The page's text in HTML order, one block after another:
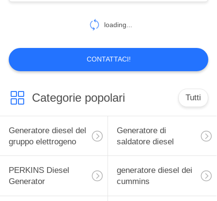
Generatore diesel di
pompa antincendio
del motore diesel
12
loading...
CONTATTACI!
Categorie popolari Tutti
Generatore diesel del
gruppo elettrogeno
Generatore di
saldatore diesel
PERKINS Diesel
Generator
generatore diesel dei
cummins